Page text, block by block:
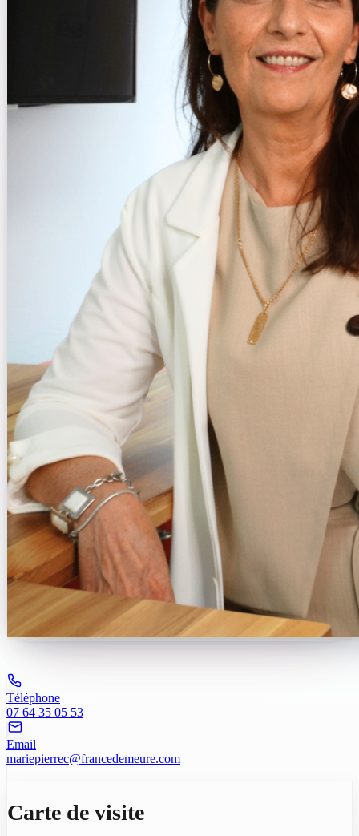
Téléphone
07 64 35 05 53
Email
mariepierrec@francedemeure.com
Carte de visite